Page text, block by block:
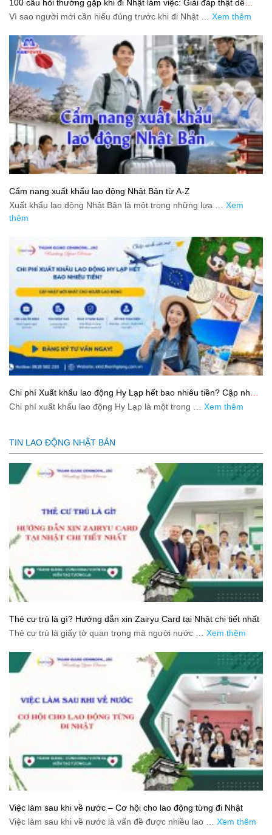
100 câu hỏi thường gặp khi đi Nhật làm việc: Giải đáp thật dễ
hiểu cho người mới bắt đầu
Vì sao người mới cần hiểu đúng trước khi đi Nhật … Xem thêm
Cẩm nang xuất khẩu lao động Nhật Bản từ A-Z
Xuất khẩu lao động Nhật Bản là một trong những lựa … Xem
thêm
Chi phí Xuất khẩu lao động Hy Lạp hết bao nhiêu tiền? Cập nhật
mới nhất 2026
Chi phí xuất khẩu lao động Hy Lạp là một trong … Xem thêm
TIN LAO ĐỘNG NHẬT BẢN
Thẻ cư trú là gì? Hướng dẫn xin Zairyu Card tại Nhật chi tiết nhất
Thẻ cư trú là giấy tờ quan trọng mà người nước … Xem thêm
Việc làm sau khi về nước – Cơ hội cho lao động từng đi Nhật
Việc làm sau khi về nước là vấn đề được nhiều lao … Xem thêm